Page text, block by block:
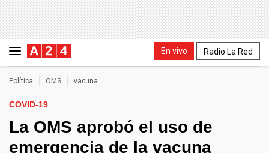
En vivo Radio La Red
Política OMS vacuna
COVID-19
La OMS aprobó el uso de
emergencia de la vacuna